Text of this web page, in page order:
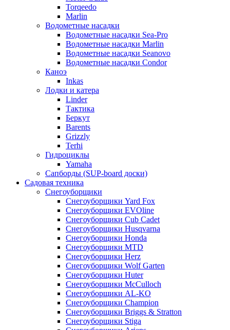
Torqeedo
Marlin
Водометные насадки
Водометные насадки Sea-Pro
Водометные насадки Marlin
Водометные насадки Seanovo
Водометные насадки Condor
Каноэ
Inkas
Лодки и катера
Linder
Тактика
Беркут
Barents
Grizzly
Terhi
Гидроциклы
Yamaha
Сапборды (SUP-board доски)
Садовая техника
Снегоуборщики
Снегоуборщики Yard Fox
Снегоуборщики EVOline
Снегоуборщики Cub Cadet
Снегоуборщики Husqvarna
Снегоуборщики Honda
Снегоуборщики MTD
Снегоуборщики Herz
Снегоуборщики Wolf Garten
Снегоуборщики Huter
Снегоуборщики McCulloch
Снегоуборщики AL-KO
Снегоуборщики Champion
Снегоуборщики Briggs & Stratton
Снегоуборщики Stiga